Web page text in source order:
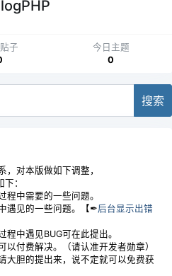
子
今日主题
0
搜索
，对本版做如下调整，
：
程中需要的一些问题。
遇见的一些问题。【✒后台显示出错
程中遇见BUG可在此提出。
付费解决。（请认准开发者勋章）
大胆的提出来，说不定就可以免费获